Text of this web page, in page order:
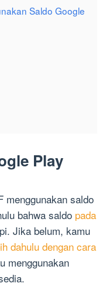
Saldo Google
Play
menggunakan saldo
bahwa saldo pada
Jika belum, kamu
dahulu dengan cara
menggunakan